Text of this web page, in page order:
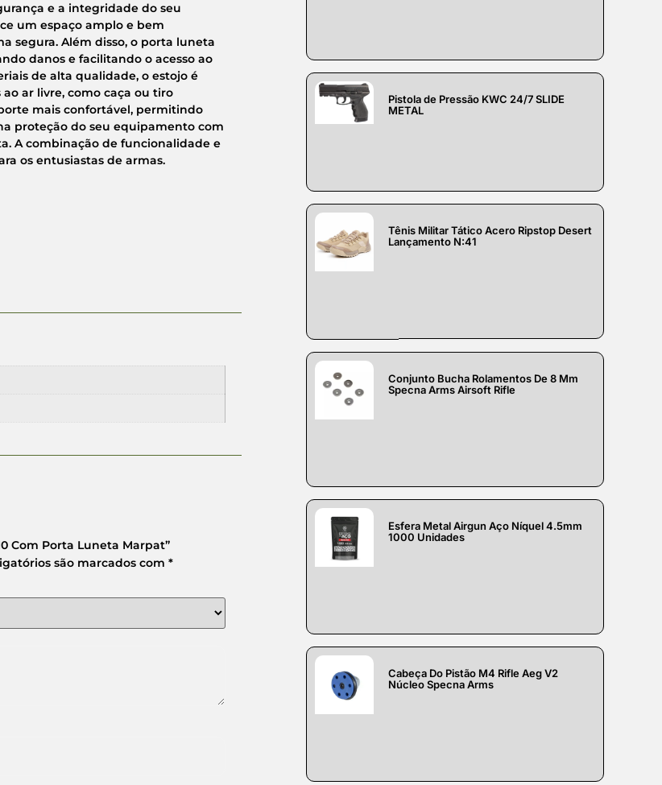
e a integridade do seu
um espaço amplo e bem
segura. Além disso, o porta luneta
danos e facilitando o acesso ao
de alta qualidade, o estojo é
ar livre, como caça ou tiro
mais confortável, permitindo
proteção do seu equipamento com
A combinação de funcionalidade e
os entusiastas de armas.
Com Porta Luneta Marpat”
são marcados com *
Pistola de Pressão KWC 24/7 SLIDE
METAL
Tênis Militar Tático Acero Ripstop Desert
Lançamento N:41
Conjunto Bucha Rolamentos De 8 Mm
Specna Arms Airsoft Rifle
Esfera Metal Airgun Aço Níquel 4.5mm
1000 Unidades
Cabeça Do Pistão M4 Rifle Aeg V2
Núcleo Specna Arms